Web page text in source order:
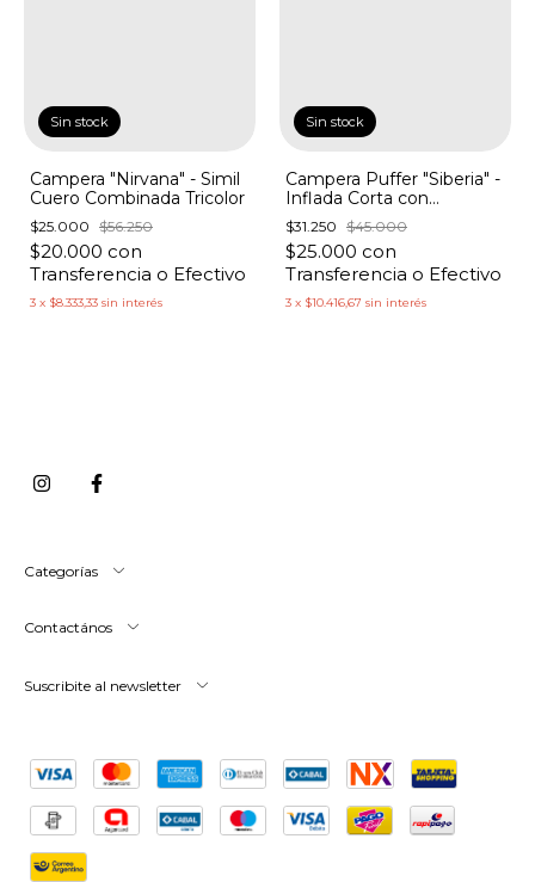
Sin stock
Campera "Nirvana" - Simil
Cuero Combinada Tricolor
$25.000 $56.250
$20.000 con
Transferencia o Efectivo
3 x $8.333,33 sin interés
Sin stock
Campera Puffer "Siberia" -
Inflada Corta con
Recortes y Capucha
$31.250 $45.000
$25.000 con
Transferencia o Efectivo
3 x $10.416,67 sin interés
Categorías
Contactános
Suscribite al newsletter